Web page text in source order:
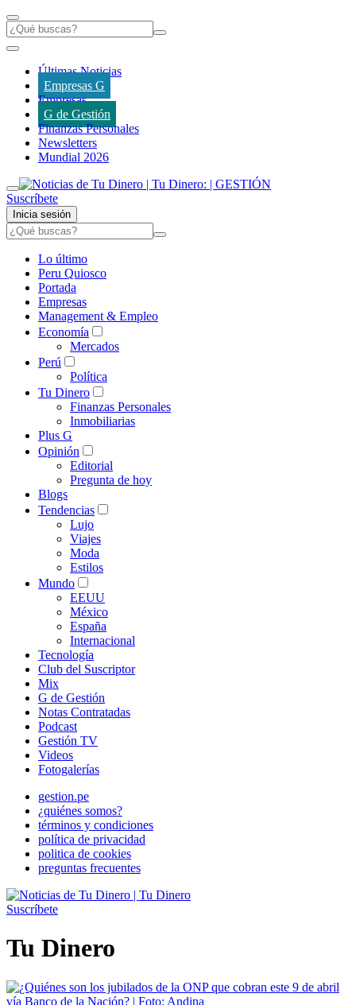
Últimas Noticias
Empresas G
Empresas
G de Gestión
Finanzas Personales
Newsletters
Mundial 2026
Suscríbete
Inicia sesión
Lo último
Peru Quiosco
Portada
Empresas
Management & Empleo
Economía
Mercados
Perú
Política
Tu Dinero
Finanzas Personales
Inmobiliarias
Plus G
Opinión
Editorial
Pregunta de hoy
Blogs
Tendencias
Lujo
Viajes
Moda
Estilos
Mundo
EEUU
México
España
Internacional
Tecnología
Club del Suscriptor
Mix
G de Gestión
Notas Contratadas
Podcast
Gestión TV
Videos
Fotogalerías
gestion.pe
¿quiénes somos?
términos y condiciones
política de privacidad
politica de cookies
preguntas frecuentes
Suscríbete
Tu Dinero